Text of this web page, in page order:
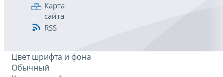
Карта
сайта
RSS
Цвет шрифта и фона
Обычный